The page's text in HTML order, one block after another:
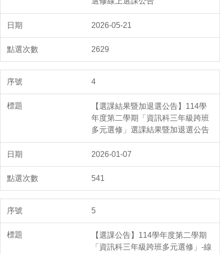
2026-05-21
2629
4
【選課結果暨加退選公告】114學
年度第二學期「資訊科三年級跨班
多元選修」選課結果暨加退選公告
2026-01-07
541
5
【選課公告】114學年度第二學期
「資訊科三年級跨班多元選修」-線